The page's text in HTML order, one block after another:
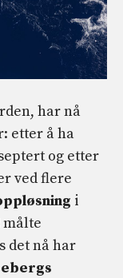
har nå
etter å ha
og etter
ved flere
i
målte
det nå har